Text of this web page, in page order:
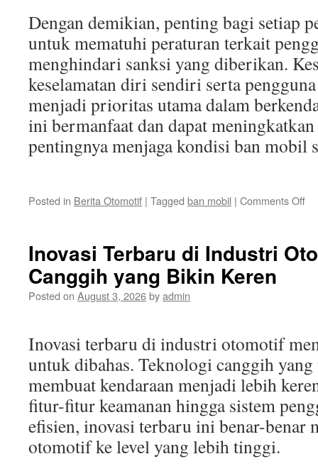
Dengan demikian, penting bagi setiap
untuk mematuhi peraturan terkait
menghindari sanksi yang diberikan.
keselamatan diri sendiri serta
menjadi prioritas utama dalam
ini bermanfaat dan dapat meningkatkan
pentingnya menjaga kondisi ban mobil
Posted in Berita Otomotif | Tagged ban mobil | Comments Offon
Inovasi Terbaru di Industri
Canggih yang Bikin Keren
Posted on August 3, 2026byadmin
Inovasi terbaru di industri otomotif
untuk dibahas. Teknologi canggih
membuat kendaraan menjadi lebih
fitur-fitur keamanan hingga sistem
efisien, inovasi terbaru ini benar-benar
otomotif ke level yang lebih tinggi.